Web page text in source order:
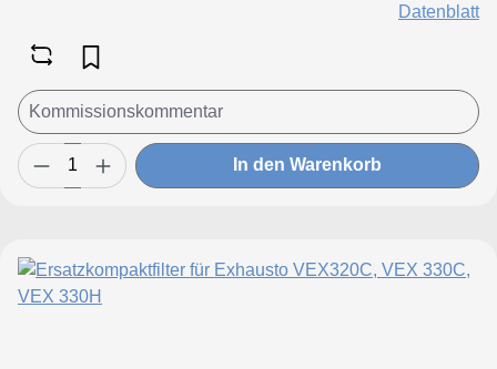
Datenblatt
In den Warenkorb